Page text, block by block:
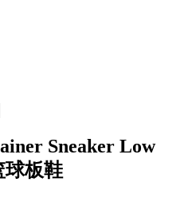
Sneaker Low
球板鞋